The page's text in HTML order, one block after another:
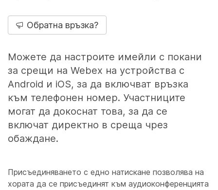
Обратна връзка?
Можете да настроите имейли с покани
за срещи на Webex на устройства с
Android и iOS, за да включват връзка
към телефонен номер. Участниците
могат да докоснат това, за да се
включат директно в среща чрез
обаждане.
Присъединяването с едно натискане позволява на
хората да се присъединят към аудиоконференцията